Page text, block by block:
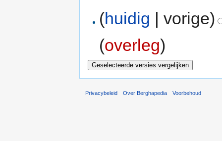
(huidig | vorige)
(overleg)
Privacybeleid Over Berghapedia Voorbehoud